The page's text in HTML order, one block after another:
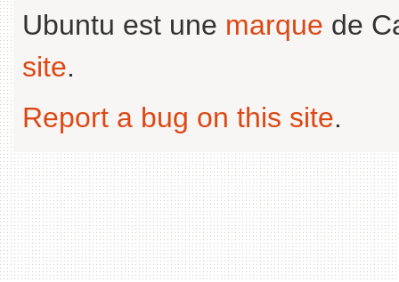
Ubuntu est une marque de
site.
Report a bug on this site.